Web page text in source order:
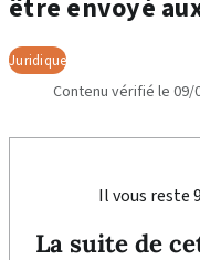
être envoyé
Juridique
Contenu vérifié le 09/
Il vous reste
La suite de